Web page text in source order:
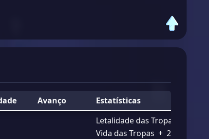
Avanço
Estatísticas
Letalidade das Tropas
Vida das Tropas + 2.10%